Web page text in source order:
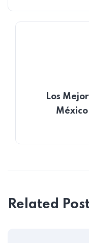
Los
Related